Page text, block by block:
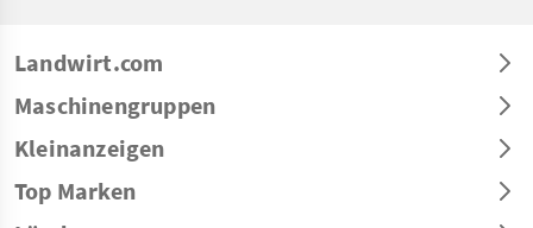
Landwirt.com
Maschinengruppen
Kleinanzeigen
Top Marken